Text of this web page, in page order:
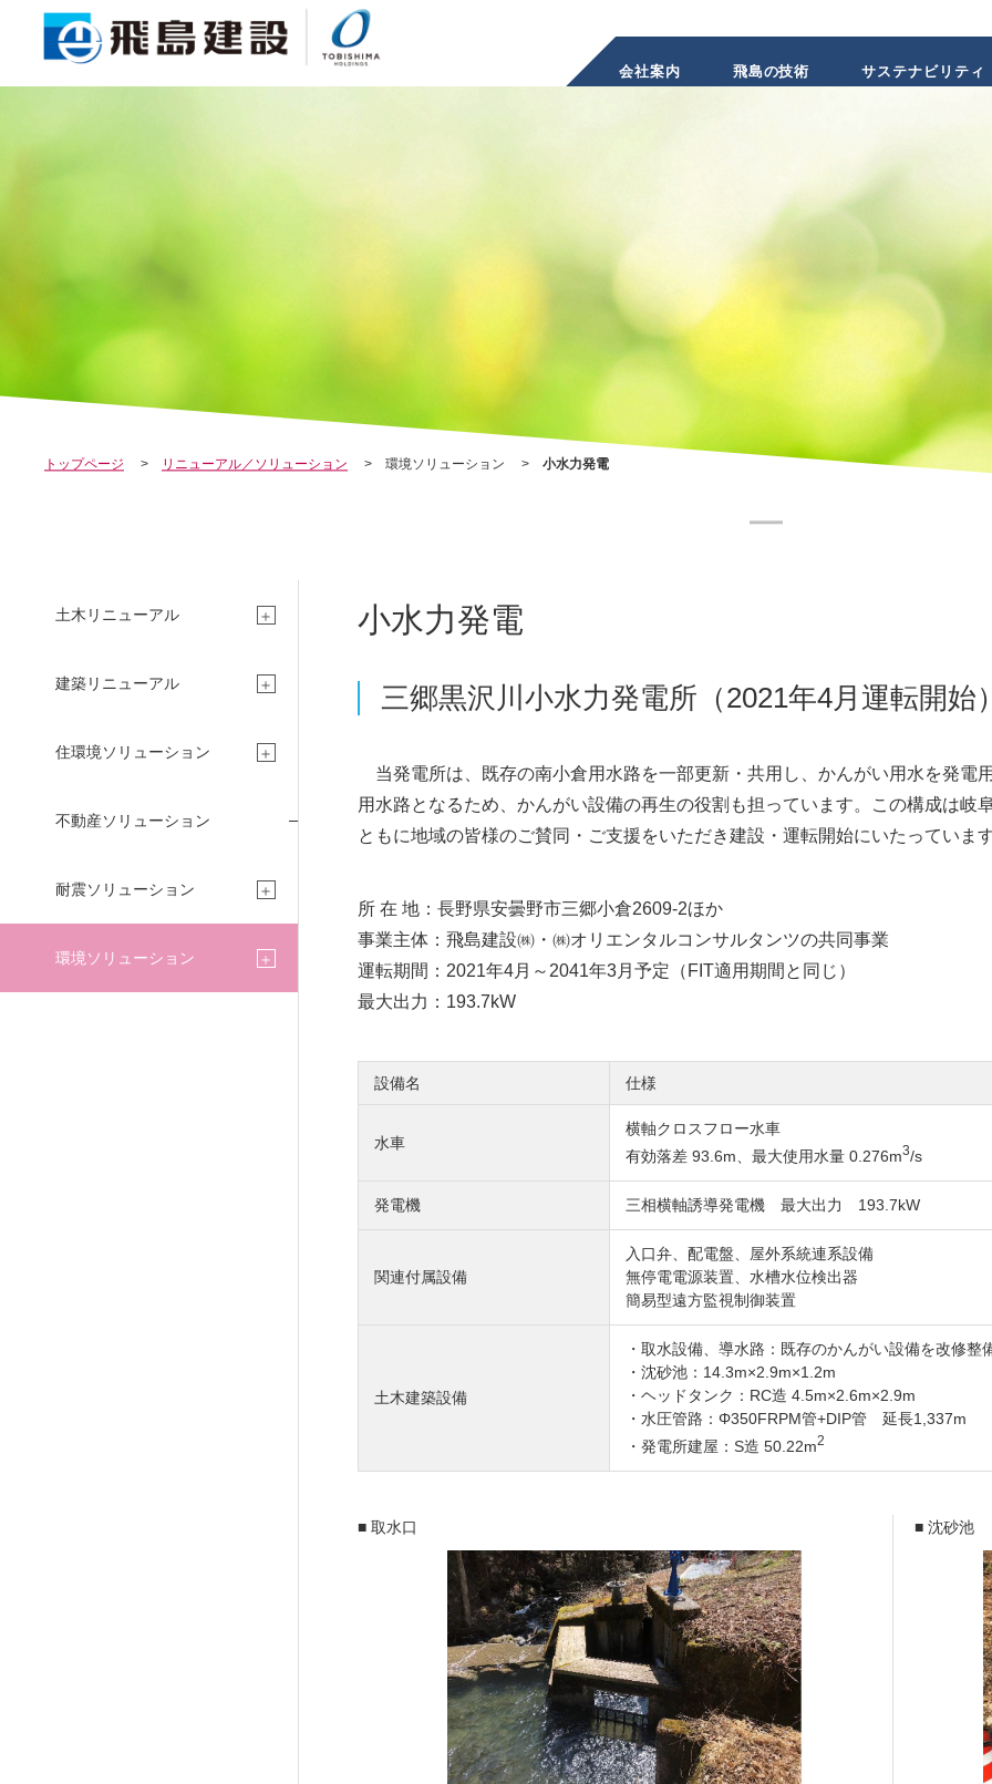
会社案内 飛島の技術 サステナビリティ
COMPA
NY
INVEST
OR
RELATI
ONS
株主・投資家のみなさまへ
トップページ リニューアル／ソリューション 環境ソリューション 小水力発電
小水力発電
三郷黒沢川小水力発電所（2021年4月運転開始）
当発電所は、既存の南小倉用水路を一部更新・共用し、かんがい用水を発電
用水路となるため、かんがい設備の再生の役割も担っています。この構成は岐
ともに地域の皆様のご賛同・ご支援をいただき建設・運転開始にいたっています
所 在 地：長野県安曇野市三郷小倉2609-2ほか
事業主体：飛島建設㈱・㈱オリエンタルコンサルタンツの共同事業
運転期間：2021年4月～2041年3月予定（FIT適用期間と同じ）
最大出力：193.7kW
設備名 仕様
水車
横軸クロスフロー水車
有効落差 93.6m、最大使用水量 0.276m3/s
発電機 三相横軸誘導発電機 最大出力 193.7kW
関連付属設備
入口弁、配電盤、屋外系統連系設備
無停電電源装置、水槽水位検出器
簡易型遠方監視制御装置
土木建築設備
・取水設備、導水路：既存のかんがい設備を改修整
・沈砂池：14.3m×2.9m×1.2m
・ヘッドタンク：RC造 4.5m×2.6m×2.9m
・水圧管路：Φ350FRPM管+DIP管 延長1,337m
・発電所建屋：S造 50.22m2
■ 取水口 ■ 沈砂池
土木リニューアル
建築リニューアル
住環境ソリューション
不動産ソリューション
耐震ソリューション
環境ソリューション